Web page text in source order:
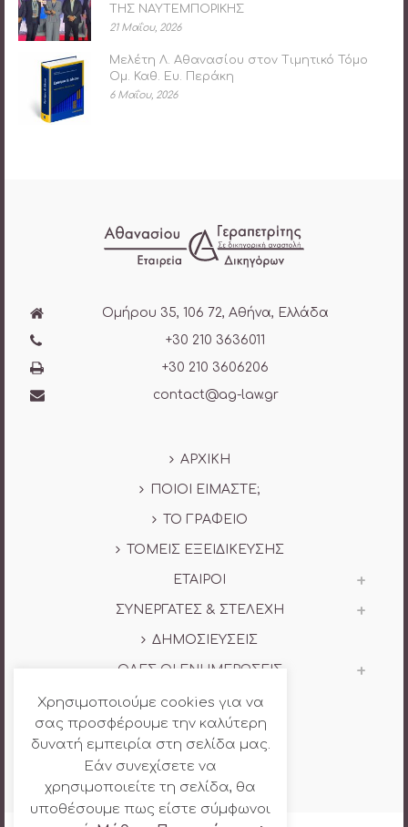
ΤΗΣ ΝΑΥΤΕΜΠΟΡΙΚΗΣ
21 Μαΐου, 2026
Μελέτη Λ. Αθανασίου στον Τιμητικό Τόμο
Ομ. Καθ. Ευ. Περάκη
6 Μαΐου, 2026
Ομήρου 35, 106 72, Αθήνα, Ελλάδα
+30 210 3636011
+30 210 3606206
contact@ag-law.gr
ΑΡΧΙΚΗ
ΠΟΙΟΙ ΕΙΜΑΣΤΕ;
ΤΟ ΓΡΑΦΕΙΟ
ΤΟΜΕΙΣ ΕΞΕΙΔΙΚΕΥΣΗΣ
ΕΤΑΙΡΟΙ
ΣΥΝΕΡΓΑΤΕΣ & ΣΤΕΛΕΧΗ
ΔΗΜΟΣΙΕΥΣΕΙΣ
ΟΛΕΣ ΟΙ ΕΝΗΜΕΡΩΣΕΙΣ
ΕΠΙΚΟΙΝΩΝΙΑ
English(Αγγλικα
Χρησιμοποιούμε cookies για να
σας προσφέρουμε την καλύτερη
δυνατή εμπειρία στη σελίδα μας.
Εάν συνεχίσετε να
χρησιμοποιείτε τη σελίδα, θα
υποθέσουμε πως είστε σύμφωνοι